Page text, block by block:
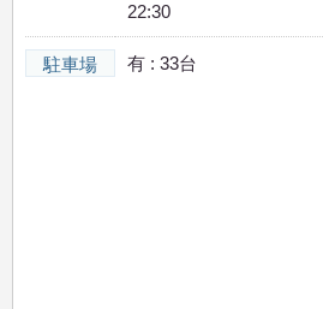
22:30
駐車場 有 : 33台